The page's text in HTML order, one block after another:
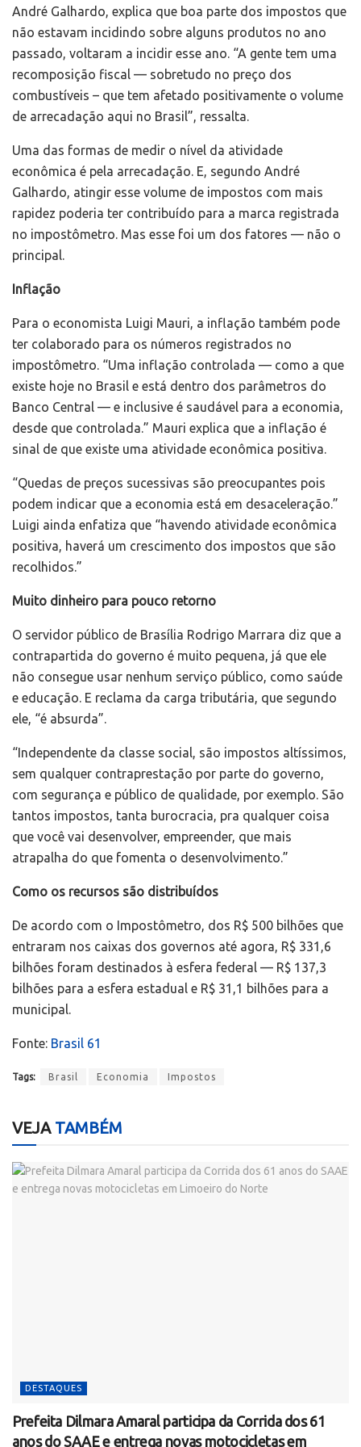
André Galhardo, explica que boa parte dos impostos que
não estavam incidindo sobre alguns produtos no ano
passado, voltaram a incidir esse ano. “A gente tem uma
recomposição fiscal — sobretudo no preço dos
combustíveis – que tem afetado positivamente o volume
de arrecadação aqui no Brasil”, ressalta.
Uma das formas de medir o nível da atividade
econômica é pela arrecadação. E, segundo André
Galhardo, atingir esse volume de impostos com mais
rapidez poderia ter contribuído para a marca registrada
no impostômetro. Mas esse foi um dos fatores — não o
principal.
Inflação
Para o economista Luigi Mauri, a inflação também pode
ter colaborado para os números registrados no
impostômetro. “Uma inflação controlada — como a que
existe hoje no Brasil e está dentro dos parâmetros do
Banco Central — e inclusive é saudável para a economia,
desde que controlada.” Mauri explica que a inflação é
sinal de que existe uma atividade econômica positiva.
“Quedas de preços sucessivas são preocupantes pois
podem indicar que a economia está em desaceleração.”
Luigi ainda enfatiza que “havendo atividade econômica
positiva, haverá um crescimento dos impostos que são
recolhidos.”
Muito dinheiro para pouco retorno
O servidor público de Brasília Rodrigo Marrara diz que a
contrapartida do governo é muito pequena, já que ele
não consegue usar nenhum serviço público, como saúde
e educação. E reclama da carga tributária, que segundo
ele, “é absurda”.
“Independente da classe social, são impostos altíssimos,
sem qualquer contraprestação por parte do governo,
com segurança e público de qualidade, por exemplo. São
tantos impostos, tanta burocracia, pra qualquer coisa
que você vai desenvolver, empreender, que mais
atrapalha do que fomenta o desenvolvimento.”
Como os recursos são distribuídos
De acordo com o Impostômetro, dos R$ 500 bilhões que
entraram nos caixas dos governos até agora, R$ 331,6
bilhões foram destinados à esfera federal — R$ 137,3
bilhões para a esfera estadual e R$ 31,1 bilhões para a
municipal.
Fonte: Brasil 61
Tags: Brasil Economia Impostos
VEJATAMBÉM
DESTAQUES
Prefeita Dilmara Amaral participa da Corrida dos 61
anos do SAAE e entrega novas motocicletas em